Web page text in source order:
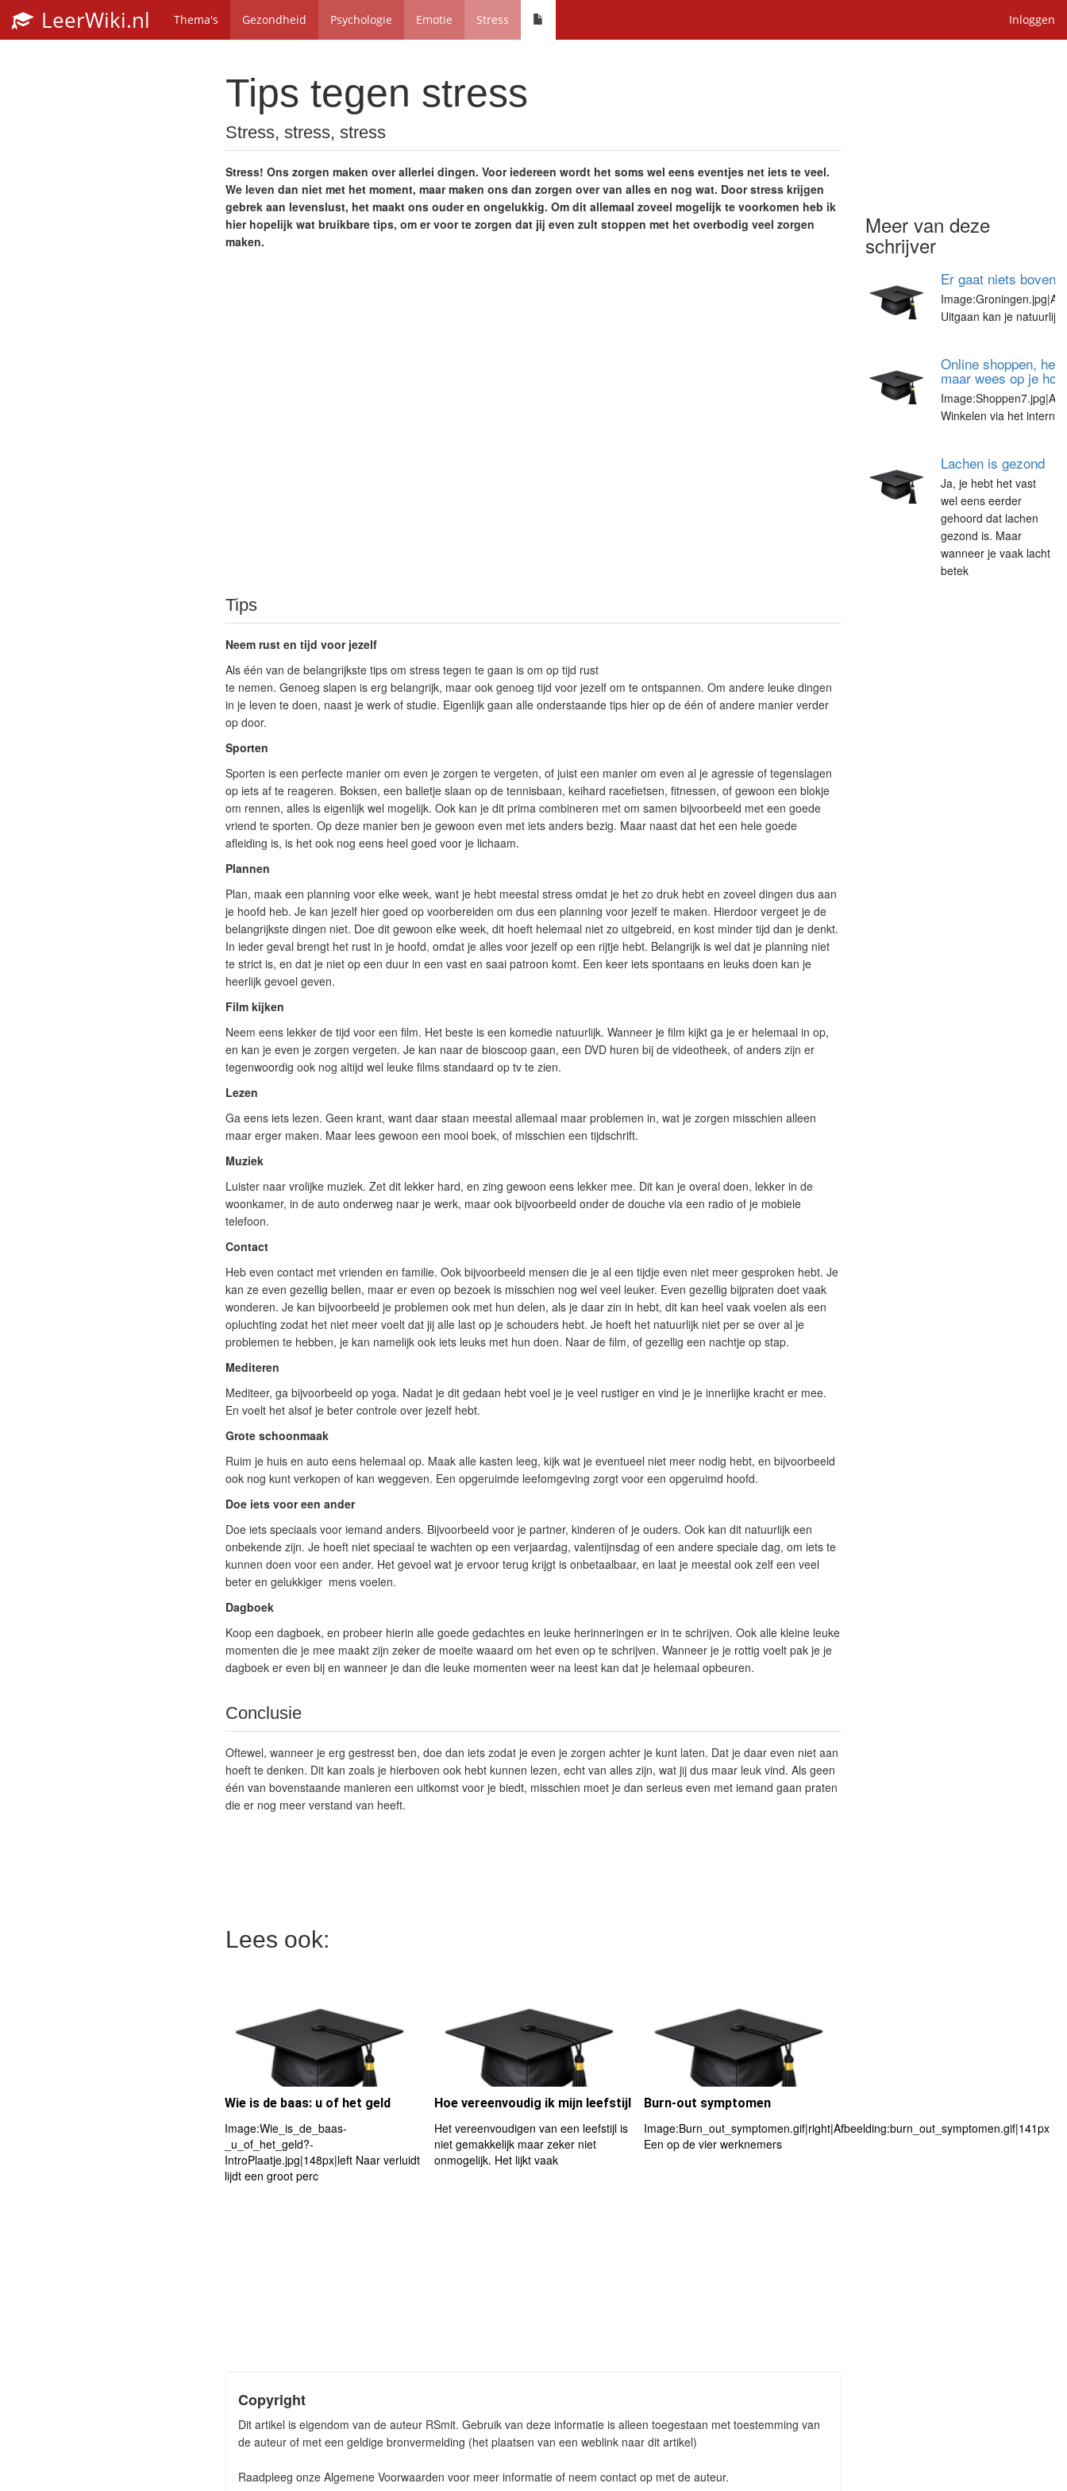
LeerWiki.nl Thema's Gezondheid Psychologie Emotie Stress Inloggen
Tips tegen stress
Stress, stress, stress
Stress! Ons zorgen maken over allerlei dingen. Voor iedereen wordt het soms wel eens eventjes net iets te veel.
We leven dan niet met het moment, maar maken ons dan zorgen over van alles en nog wat. Door stress krijgen
gebrek aan levenslust, het maakt ons ouder en ongelukkig. Om dit allemaal zoveel mogelijk te voorkomen heb ik
hier hopelijk wat bruikbare tips, om er voor te zorgen dat jij even zult stoppen met het overbodig veel zorgen
maken.
Tips
Neem rust en tijd voor jezelf
Als één van de belangrijkste tips om stress tegen te gaan is om op tijd rust
te nemen. Genoeg slapen is erg belangrijk, maar ook genoeg tijd voor jezelf om te ontspannen. Om andere leuke dingen
in je leven te doen, naast je werk of studie. Eigenlijk gaan alle onderstaande tips hier op de één of andere manier verder
op door.
Sporten
Sporten is een perfecte manier om even je zorgen te vergeten, of juist een manier om even al je agressie of tegenslagen
op iets af te reageren. Boksen, een balletje slaan op de tennisbaan, keihard racefietsen, fitnessen, of gewoon een blokje
om rennen, alles is eigenlijk wel mogelijk. Ook kan je dit prima combineren met om samen bijvoorbeeld met een goede
vriend te sporten. Op deze manier ben je gewoon even met iets anders bezig. Maar naast dat het een hele goede
afleiding is, is het ook nog eens heel goed voor je lichaam.
Plannen
Plan, maak een planning voor elke week, want je hebt meestal stress omdat je het zo druk hebt en zoveel dingen dus aan
je hoofd heb. Je kan jezelf hier goed op voorbereiden om dus een planning voor jezelf te maken. Hierdoor vergeet je de
belangrijkste dingen niet. Doe dit gewoon elke week, dit hoeft helemaal niet zo uitgebreid, en kost minder tijd dan je denkt.
In ieder geval brengt het rust in je hoofd, omdat je alles voor jezelf op een rijtje hebt. Belangrijk is wel dat je planning niet
te strict is, en dat je niet op een duur in een vast en saai patroon komt. Een keer iets spontaans en leuks doen kan je
heerlijk gevoel geven.
Film kijken
Neem eens lekker de tijd voor een film. Het beste is een komedie natuurlijk. Wanneer je film kijkt ga je er helemaal in op,
en kan je even je zorgen vergeten. Je kan naar de bioscoop gaan, een DVD huren bij de videotheek, of anders zijn er
tegenwoordig ook nog altijd wel leuke films standaard op tv te zien.
Lezen
Ga eens iets lezen. Geen krant, want daar staan meestal allemaal maar problemen in, wat je zorgen misschien alleen
maar erger maken. Maar lees gewoon een mooi boek, of misschien een tijdschrift.
Muziek
Luister naar vrolijke muziek. Zet dit lekker hard, en zing gewoon eens lekker mee. Dit kan je overal doen, lekker in de
woonkamer, in de auto onderweg naar je werk, maar ook bijvoorbeeld onder de douche via een radio of je mobiele
telefoon.
Contact
Heb even contact met vrienden en familie. Ook bijvoorbeeld mensen die je al een tijdje even niet meer gesproken hebt. Je
kan ze even gezellig bellen, maar er even op bezoek is misschien nog wel veel leuker. Even gezellig bijpraten doet vaak
wonderen. Je kan bijvoorbeeld je problemen ook met hun delen, als je daar zin in hebt, dit kan heel vaak voelen als een
opluchting zodat het niet meer voelt dat jij alle last op je schouders hebt. Je hoeft het natuurlijk niet per se over al je
problemen te hebben, je kan namelijk ook iets leuks met hun doen. Naar de film, of gezellig een nachtje op stap.
Mediteren
Mediteer, ga bijvoorbeeld op yoga. Nadat je dit gedaan hebt voel je je veel rustiger en vind je je innerlijke kracht er mee.
En voelt het alsof je beter controle over jezelf hebt.
Grote schoonmaak
Ruim je huis en auto eens helemaal op. Maak alle kasten leeg, kijk wat je eventueel niet meer nodig hebt, en bijvoorbeeld
ook nog kunt verkopen of kan weggeven. Een opgeruimde leefomgeving zorgt voor een opgeruimd hoofd.
Doe iets voor een ander
Doe iets speciaals voor iemand anders. Bijvoorbeeld voor je partner, kinderen of je ouders. Ook kan dit natuurlijk een
onbekende zijn. Je hoeft niet speciaal te wachten op een verjaardag, valentijnsdag of een andere speciale dag, om iets te
kunnen doen voor een ander. Het gevoel wat je ervoor terug krijgt is onbetaalbaar, en laat je meestal ook zelf een veel
beter en gelukkiger mens voelen.
Dagboek
Koop een dagboek, en probeer hierin alle goede gedachtes en leuke herinneringen er in te schrijven. Ook alle kleine leuke
momenten die je mee maakt zijn zeker de moeite waaard om het even op te schrijven. Wanneer je je rottig voelt pak je je
dagboek er even bij en wanneer je dan die leuke momenten weer na leest kan dat je helemaal opbeuren.
Conclusie
Oftewel, wanneer je erg gestresst ben, doe dan iets zodat je even je zorgen achter je kunt laten. Dat je daar even niet aan
hoeft te denken. Dit kan zoals je hierboven ook hebt kunnen lezen, echt van alles zijn, wat jij dus maar leuk vind. Als geen
één van bovenstaande manieren een uitkomst voor je biedt, misschien moet je dan serieus even met iemand gaan praten
die er nog meer verstand van heeft.
Lees ook:
Wie is de baas: u of het geld
Image:Wie_is_de_baas-
_u_of_het_geld?-
IntroPlaatje.jpg|148px|left Naar verluidt
lijdt een groot perc
Hoe vereenvoudig ik mijn leefstijl
Het vereenvoudigen van een leefstijl is
niet gemakkelijk maar zeker niet
onmogelijk. Het lijkt vaak
Burn-out symptomen
Image:Burn_out_symptomen.gif|right|Afbeelding:burn_out_symptomen.gif|141px
Een op de vier werknemers
Copyright
Dit artikel is eigendom van de auteur RSmit. Gebruik van deze informatie is alleen toegestaan met toestemming van
de auteur of met een geldige bronvermelding (het plaatsen van een weblink naar dit artikel)
Raadpleeg onze Algemene Voorwaarden voor meer informatie of neem contact op met de auteur.
Meer van deze
schrijver
Er gaat niets boven
Uitgaan kan je
Online shoppen, het
maar wees op je
Winkelen via het
Lachen is gezond
Ja, je hebt het vast
wel eens eerder
gehoord dat lachen
gezond is. Maar
wanneer je vaak lacht
betek